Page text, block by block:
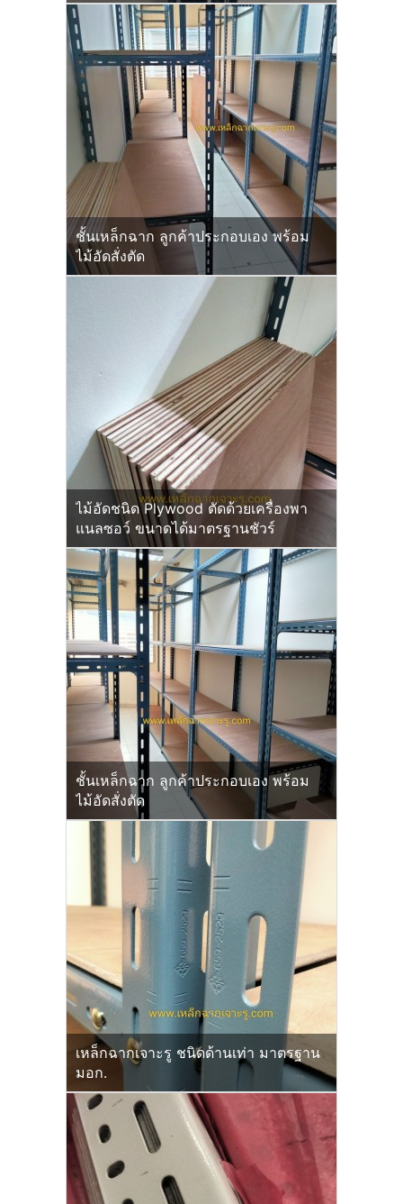
ชั้นเหล็กฉาก ลูกค้าประกอบเอง พร้อม
ไม้อัดสั่งตัด
ไม้อัดชนิด Plywood ตัดด้วยเครื่องพา
แนลซอว์ ขนาดได้มาตรฐานชัวร์
ชั้นเหล็กฉาก ลูกค้าประกอบเอง พร้อม
ไม้อัดสั่งตัด
เหล็กฉากเจาะรู ชนิดด้านเท่า มาตรฐาน
มอก.